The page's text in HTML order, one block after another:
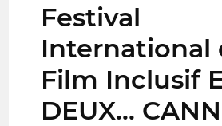
Festival
International
Film Inclusif
DEUX...